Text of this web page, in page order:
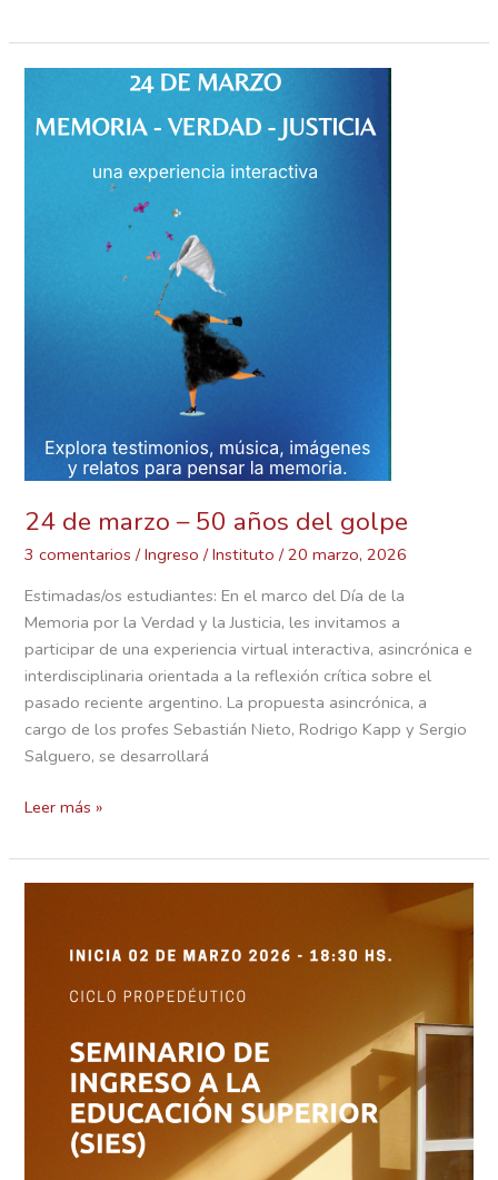
24 de marzo – 50 años del golpe
3 comentarios /Ingreso /Instituto/20 marzo, 2026
Estimadas/os estudiantes: En el marco del Día de la
Memoria por la Verdad y la Justicia, les invitamos a
participar de una experiencia virtual interactiva, asincrónica e
interdisciplinaria orientada a la reflexión crítica sobre el
pasado reciente argentino. La propuesta asincrónica, a
cargo de los profes Sebastián Nieto, Rodrigo Kapp y Sergio
Salguero, se desarrollará
marzo
Leer más »
Seminario
Ingreso
Educación
Superior